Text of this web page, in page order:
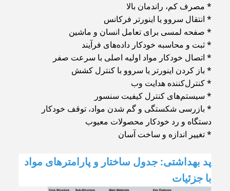
* مصرف کم، راندمان بالا
* انتقال سروو یا اینورتر فرکانس
* صفحه لمسی برای تعامل انسان و ماشین
* ثبت و محاسبه خودکار داده‌های فرآیند
* اتصال خودکار مواد اولیه اصلی با سرعت صفر
* باز کردن اینورتر یا سروو با کنترل کشش
* کنترل‌کننده هدایت وب
* سیستم‌های کنترل کیفیت سنسور
* بازرسی شکستگی و گم شدن مواد، توقف خودکار
دستگاه و رد خودکار محصولات معیوب
* تغییر اندازه و ساخت آسان
پد بهداشتی: جدول ساختار و پارامترهای مواد
با جزئیات